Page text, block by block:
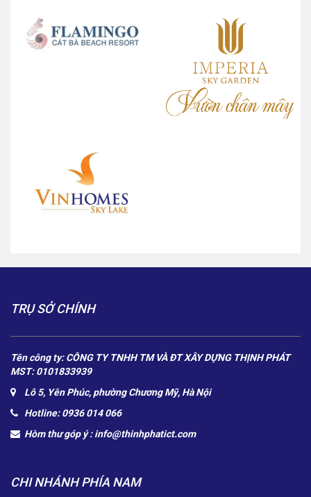
TRỤ SỞ CHÍNH
Tên công ty: CÔNG TY TNHH TM VÀ ĐT XÂY DỰNG THỊNH PHÁT
MST: 0101833939
Lô 5, Yên Phúc, phường Chương Mỹ, Hà Nội
Hotline: 0936 014 066
Hòm thư góp ý :info@thinhphatict.com
CHI NHÁNH PHÍA NAM